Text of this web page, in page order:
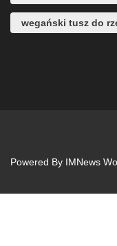
wegański tusz do
Powered By IMNews